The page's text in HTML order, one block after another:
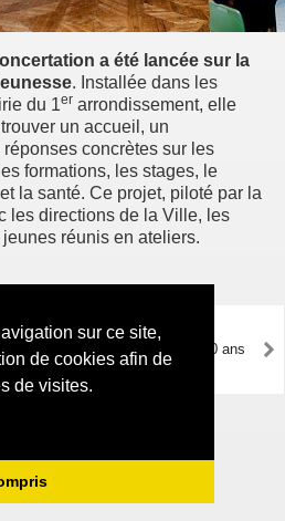
sur ce site,
de cookies afin de
de visites.
a été lancée sur la
. Installée dans les
du 1er arrondissement, elle
un accueil, un
concrètes sur les
formations, les stages, le
la santé. Ce projet, piloté par la
les directions de la Ville, les
réunis en ateliers.
100 ans